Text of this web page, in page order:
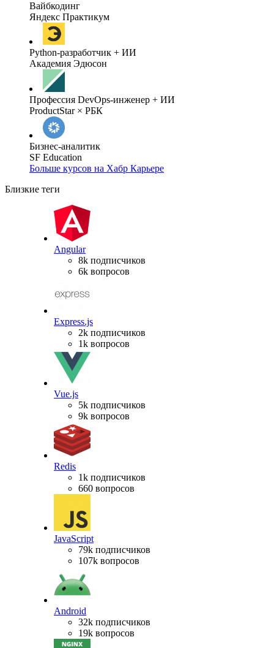
Вайбкодинг
Яндекс Практикум
Python-разработчик + ИИ
Академия Эдюсон
Профессия DevOps-инженер + ИИ
ProductStar × РБК
Бизнес-аналитик
SF Education
Больше курсов на Хабр Карьере
Близкие теги
Angular
8k подписчиков
6k вопросов
Express.js
2k подписчиков
1k вопросов
Vue.js
5k подписчиков
9k вопросов
Redis
1k подписчиков
660 вопросов
JavaScript
79k подписчиков
107k вопросов
Android
32k подписчиков
19k вопросов